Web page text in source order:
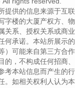
提供的信息来源于互联
字楼的大厦产权方、物
关系、授权关系或商业
何承诺。本站所展示的
）可能来自第三方合作
，不构成任何招商、
考本站信息而产生的行
。如相关权利人认为本